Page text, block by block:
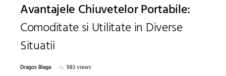
Avantajele Chiuvetelor Portabile:
Comoditate si Utilitate in Diverse
Situatii
Dragos Blaga 983 views